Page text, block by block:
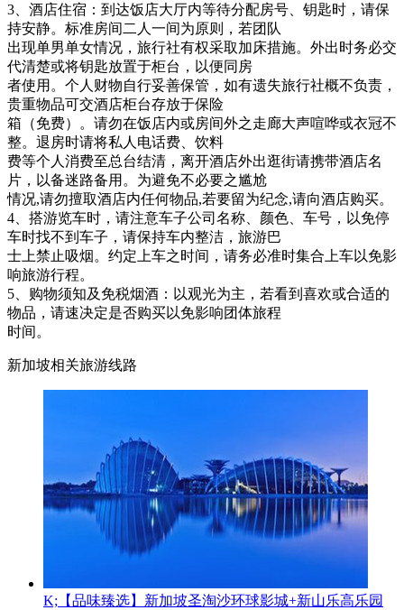
3、酒店住宿：到达饭店大厅内等待分配房号、钥匙时，请保
持安静。标准房间二人一间为原则，若团队
出现单男单女情况，旅行社有权采取加床措施。外出时务必交
代清楚或将钥匙放置于柜台，以便同房
者使用。个人财物自行妥善保管，如有遗失旅行社概不负责，
贵重物品可交酒店柜台存放于保险
箱（免费）。请勿在饭店内或房间外之走廊大声喧哗或衣冠不
整。退房时请将私人电话费、饮料
费等个人消费至总台结清，离开酒店外出逛街请携带酒店名
片，以备迷路备用。为避免不必要之尴尬
情况,请勿擅取酒店内任何物品,若要留为纪念,请向酒店购买。
4、搭游览车时，请注意车子公司名称、颜色、车号，以免停
车时找不到车子，请保持车内整洁，旅游巴
士上禁止吸烟。约定上车之时间，请务必准时集合上车以免影
响旅游行程。
5、购物须知及免税烟酒：以观光为主，若看到喜欢或合适的
物品，请速决定是否购买以免影响团体旅程
时间。
新加坡相关旅游线路
K;【品味臻选】新加坡圣淘沙环球影城+新山乐高乐园